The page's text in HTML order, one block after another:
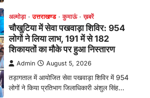
अल्मोड़ा उत्तराखण्ड कुमाऊं ख़बरें
चौखुटिया में सेवा पखवाड़ा शिविर: 954
लोगों ने लिया लाभ, 191 में से 182
शिकायतों का मौके पर हुआ निस्तारण
Admin August 5, 2026
तड़ागताल में आयोजित सेवा पखवाड़ा शिविर में 954
लोगों ने किया प्रतिभाग जिलाधिकारी अंशुल सिंह…